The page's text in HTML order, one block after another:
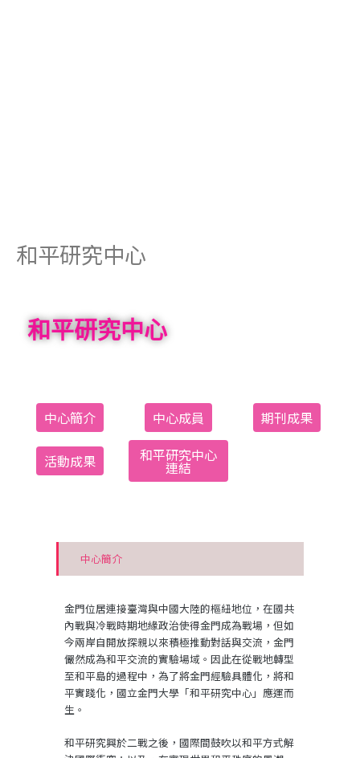
和平研究中心
和平研究中心
中心簡介 中心成員 期刊成果
活動成果 和平研究中心
連結​
中心簡介
金門位居連接臺灣與中國大陸的樞紐地位，在國共
內戰與冷戰時期地緣政治使得金門成為戰場，但如
今兩岸自開放探親以來積極推動對話與交流，金門
儼然成為和平交流的實驗場域。因此在從戰地轉型
至和平島的過程中，為了將金門經驗具體化，將和
平實踐化，國立金門大學「和平研究中心」應運而
生。
和平研究興於二戰之後，國際間鼓吹以和平方式解